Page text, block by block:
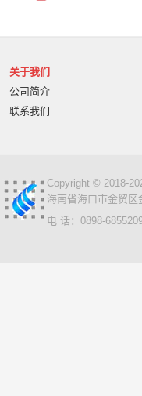
关于我们
公司简介
联系我们
Copyright © 2018-
海南省海口市金贸区
电 话：0898-